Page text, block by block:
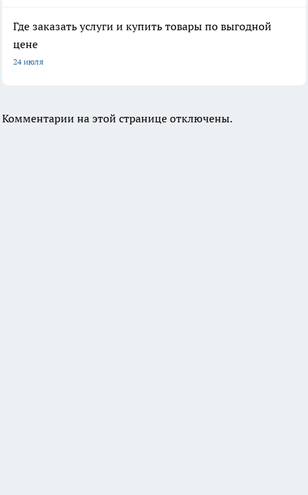
Где заказать услуги и купить товары по выгодной
цене
24 июля
Комментарии на этой странице отключены.